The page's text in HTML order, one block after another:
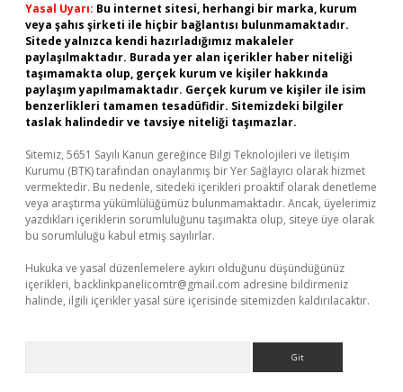
Yasal Uyarı: Bu internet sitesi, herhangi bir marka, kurum
veya şahıs şirketi ile hiçbir bağlantısı bulunmamaktadır.
Sitede yalnızca kendi hazırladığımız makaleler
paylaşılmaktadır. Burada yer alan içerikler haber niteliği
taşımamakta olup, gerçek kurum ve kişiler hakkında
paylaşım yapılmamaktadır. Gerçek kurum ve kişiler ile isim
benzerlikleri tamamen tesadüfidir. Sitemizdeki bilgiler
taslak halindedir ve tavsiye niteliği taşımazlar.
Sitemiz, 5651 Sayılı Kanun gereğince Bilgi Teknolojileri ve İletişim
Kurumu (BTK) tarafından onaylanmış bir Yer Sağlayıcı olarak hizmet
vermektedir. Bu nedenle, sitedeki içerikleri proaktif olarak denetleme
veya araştırma yükümlülüğümüz bulunmamaktadır. Ancak, üyelerimiz
yazdıkları içeriklerin sorumluluğunu taşımakta olup, siteye üye olarak
bu sorumluluğu kabul etmiş sayılırlar.
Hukuka ve yasal düzenlemelere aykırı olduğunu düşündüğünüz
içerikleri, backlinkpanelicomtr@gmail.com adresine bildirmeniz
halinde, ilgili içerikler yasal süre içerisinde sitemizden kaldırılacaktır.